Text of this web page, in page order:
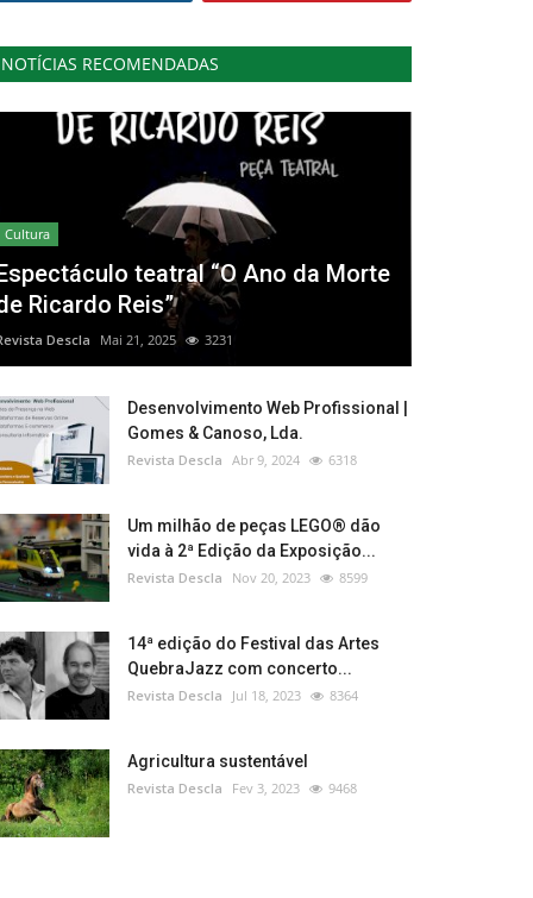
NOTÍCIAS RECOMENDADAS
Cultura
teatral “O Ano da Morte
Ricardo Reis”
Descla Mai 21, 2025 3231
Desenvolvimento Web Profissional |
Gomes & Canoso, Lda.
Revista Descla Abr 9, 2024 6318
Um milhão de peças LEGO® dão
vida à 2ª Edição da Exposição...
Revista Descla Nov 20, 2023 8599
14ª edição do Festival das Artes
QuebraJazz com concerto...
Revista Descla Jul 18, 2023 8364
Agricultura sustentável
Revista Descla Fev 3, 2023 9468